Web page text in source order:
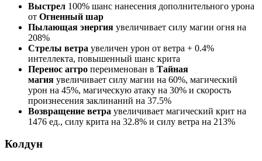
Выстрел 100% шанс нанесения дополнительного урона
от Огненный шар
Пылающая энергия увеличивает силу магии огня на
208%
Стрелы ветра увеличен урон от ветра + 0.4%
интеллекта, повышенный шанс крита
Перенос аггро переименован в Тайная
магия увеличивает силу магии на 60%, магический
урон на 45%, магическую атаку на 30% и скорость
произнесения заклинаний на 37.5%
Возвращение ветра увеличивает магический крит на
1476 ед., силу крита на 32.8% и силу ветра на 213%
Колдун